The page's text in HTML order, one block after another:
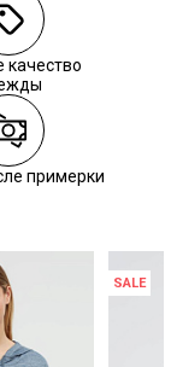
качество
примерки
SALE